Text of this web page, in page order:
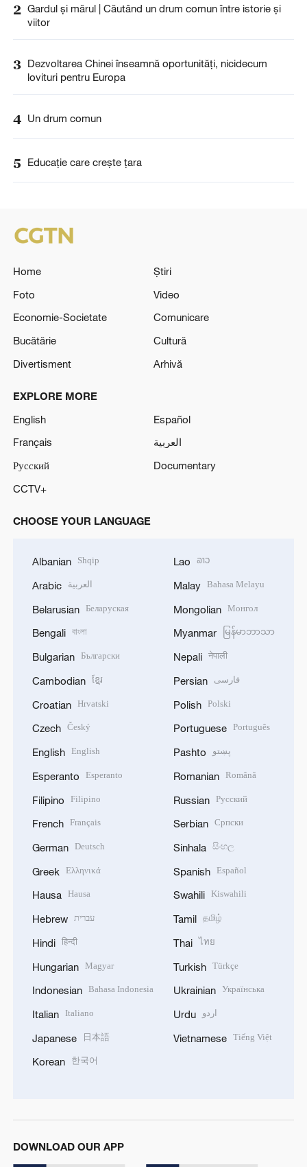
2 Gardul și mărul | Căutând un drum comun între istorie și
viitor
3 Dezvoltarea Chinei înseamnă oportunități, nicidecum
lovituri pentru Europa
4 Un drum comun
5 Educație care crește țara
Home
Știri
Foto
Video
Economie-Societate
Comunicare
Bucătărie
Cultură
Divertisment
Arhivă
EXPLORE MORE
English
Español
Français
العربية
Русский
Documentary
CCTV+
CHOOSE YOUR LANGUAGE
Albanian Shqip
Arabic العربية
Belarusian Беларуская
Bengali বাংলা
Bulgarian Български
Cambodian ខ្មែរ
Croatian Hrvatski
Czech Český
English English
Esperanto Esperanto
Filipino Filipino
French Français
German Deutsch
Greek Ελληνικά
Hausa Hausa
Hebrew עברית
Hindi हिन्दी
Hungarian Magyar
Indonesian Bahasa Indonesia
Italian Italiano
Japanese 日本語
Korean 한국어
Lao ລາວ
Malay Bahasa Melayu
Mongolian Монгол
Myanmar မြန်မာဘာသာ
Nepali नेपाली
Persian فارسی
Polish Polski
Portuguese Português
Pashto پښتو
Romanian Română
Russian Русский
Serbian Српски
Sinhala සිංහල
Spanish Español
Swahili Kiswahili
Tamil தமிழ்
Thai ไทย
Turkish Türkçe
Ukrainian Українська
Urdu اردو
Vietnamese Tiếng Việt
DOWNLOAD OUR APP